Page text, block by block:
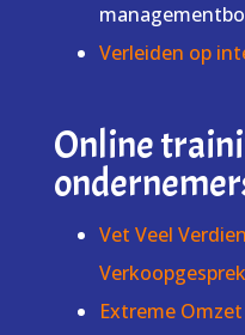
Verleiden op
Online
Vet Veel
Extreme